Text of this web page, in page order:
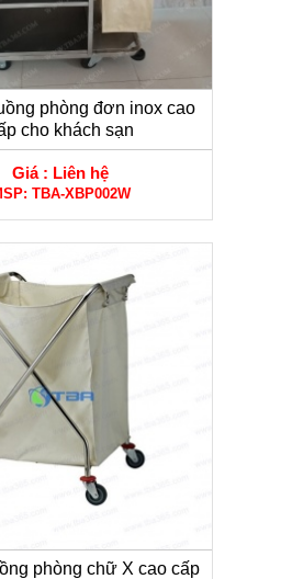
phòng đơn inox cao
cho khách sạn
Giá : Liên hệ
TBA-XBP002W
phòng chữ X cao cấp